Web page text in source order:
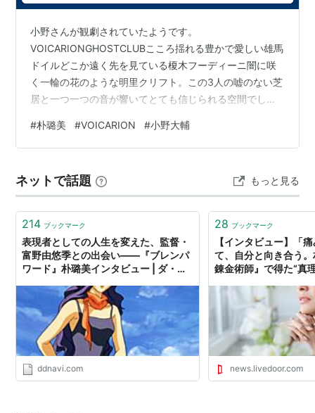
小野さんが観劇されていたようです。
VOICARIONGHOSTCLUBこころ揺れる豊かで愛しい雄馬
ドイルどこか遠く先を見ている榎木フーディーニ闇に咲
く一輪の花のような明里クリフト。この3人の嘘のない芝
居と一つ一つの音が響いてとても信じられる空間でし
https://t.co/NxsyDEmICL pic.twitter.com/Jdy2K5ldgW
— 朴璐美 (@romiansaran) 2026年4月25日
#朴璐美 #VOICARION #小野大輔
ネットで話題 もっと見る
214 ブックマーク
表現者としての人生を変えた、監督・
富野由悠季との出会い――『ブレンパ
ワード』朴璐美インタビュー | ダ・ヴ
ddnavi.com
28 ブックマーク
【インタビュー】「
て、自分と向き合う
錬金術師』で得た“真
news.livedoor.com